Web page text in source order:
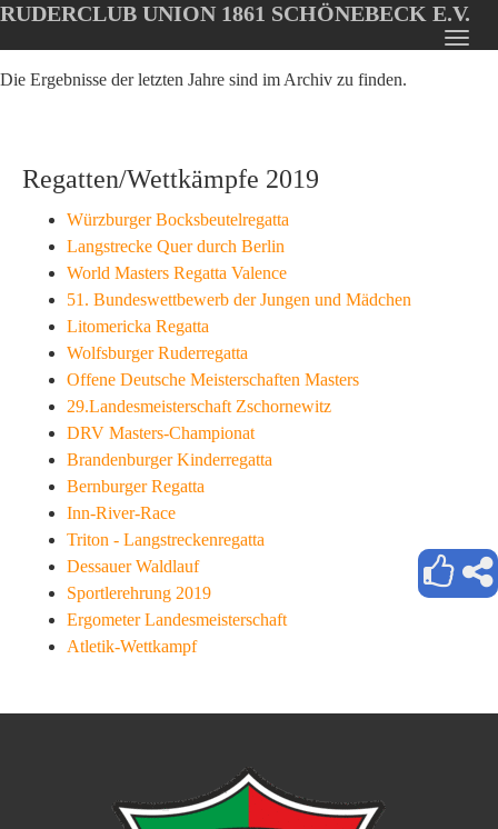
Oops, an error occurred! Code: 202608081122295e1bb3ef
to
RUDERCLUB UNION 1861 SCHÖNEBECK E.V.
Die Ergebnisse der letzten Jahre sind im Archiv zu finden.
Regatten/Wettkämpfe 2019
Würzburger Bocksbeutelregatta
Langstrecke Quer durch Berlin
World Masters Regatta Valence
51. Bundeswettbewerb der Jungen und Mädchen
Litomericka Regatta
Wolfsburger Ruderregatta
Offene Deutsche Meisterschaften Masters
29.Landesmeisterschaft Zschornewitz
DRV Masters-Championat
Brandenburger Kinderregatta
Bernburger Regatta
Inn-River-Race
Triton - Langstreckenregatta
Dessauer Waldlauf
Sportlerehrung 2019
Ergometer Landesmeisterschaft
Atletik-Wettkampf